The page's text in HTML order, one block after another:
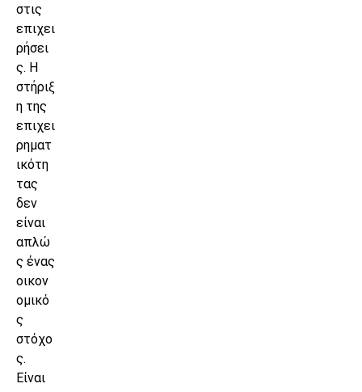
στις
επιχει
ρήσει
ς. Η
στήριξ
η της
επιχει
ρηματ
ικότη
τας
δεν
είναι
απλώ
ς ένας
οικον
ομικό
ς
στόχο
ς.
Είναι